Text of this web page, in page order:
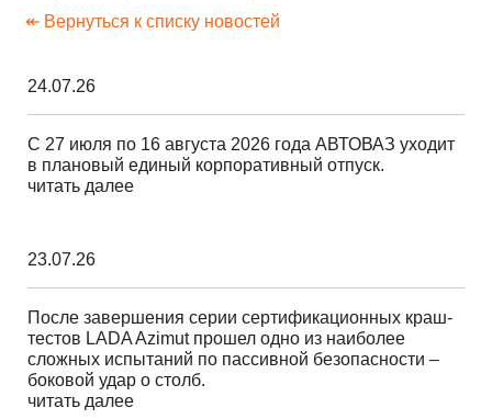
↞ Вернуться к списку новостей
24.07.26
С 27 июля по 16 августа 2026 года АВТОВАЗ уходит
в плановый единый корпоративный отпуск.
читать далее
23.07.26
После завершения серии сертификационных краш-
тестов LADA Azimut прошел одно из наиболее
сложных испытаний по пассивной безопасности –
боковой удар о столб.
читать далее